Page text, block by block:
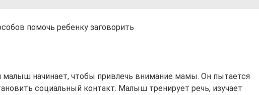
помочь ребенку заговорить
малыш начинает, чтобы привлечь внимание мамы. Он пытается
социальный контакт. Малыш тренирует речь, изучает